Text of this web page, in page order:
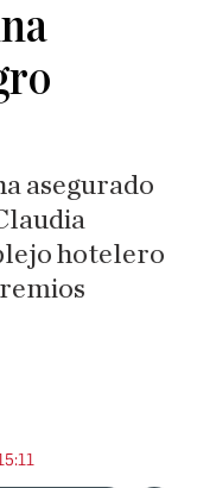
asegurado
hotelero